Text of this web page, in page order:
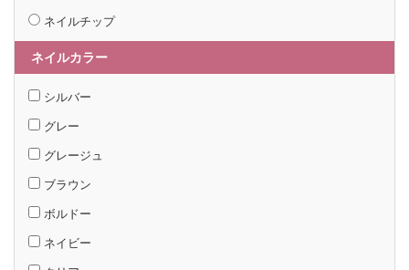
ネイルチップ
ネイルカラー
シルバー
グレー
グレージュ
ブラウン
ボルドー
ネイビー